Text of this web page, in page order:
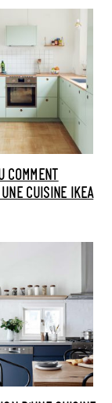
COMMENT
UNE CUISINE IKEA